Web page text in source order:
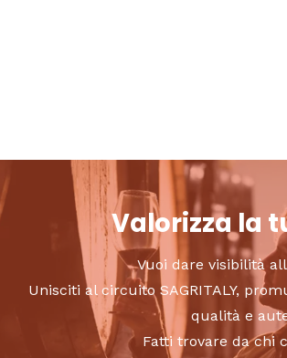
Valorizza la
Vuoi dare visibilità
Unisciti al circuito SAGRITALY,
qualità e
Fatti trovare da chi